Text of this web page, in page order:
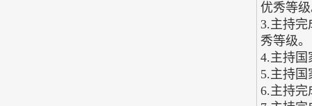
优秀等
3.主持完
秀等级。
4.主持国
5.主持国
6.主持完